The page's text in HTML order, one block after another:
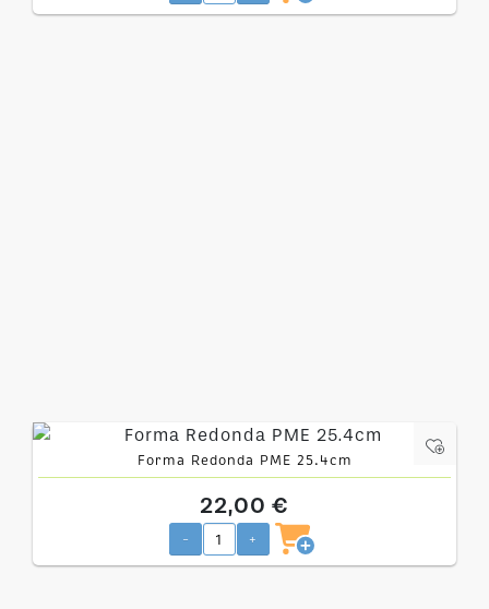
Forma Redonda PME 25.4cm
22,00 €
- +